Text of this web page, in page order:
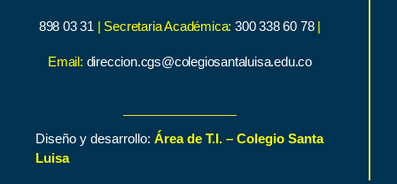
898 03 31 | Secretaria Académica:300 338 60 78 |
Email: direccion.cgs@colegiosantaluisa.edu.co
Diseño y desarrollo: Área de T.I. – Colegio Santa
Luisa